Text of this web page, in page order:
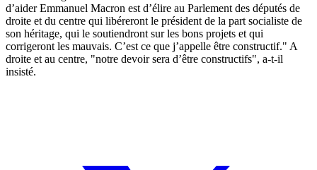
d’aider Emmanuel Macron est d’élire au Parlement des députés de
droite et du centre qui libéreront le président de la part socialiste de
son héritage, qui le soutiendront sur les bons projets et qui
corrigeront les mauvais. C’est ce que j’appelle être constructif." A
droite et au centre, "notre devoir sera d’être constructifs", a-t-il
insisté.